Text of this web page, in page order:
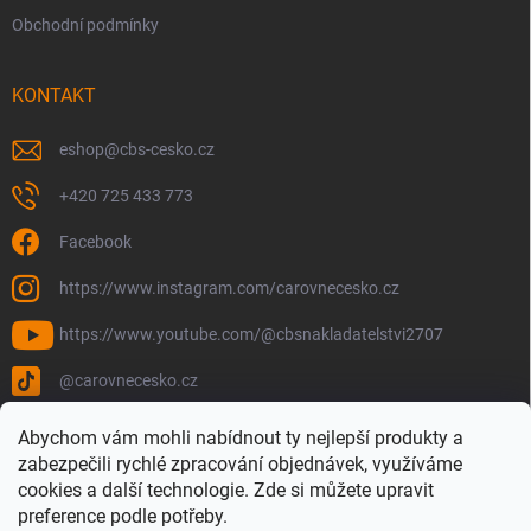
Abychom vám mohli nabídnout ty nejlepší produkty a
zabezpečili rychlé zpracování objednávek, využíváme
cookies a další technologie. Zde si můžete upravit
preference podle potřeby.
Obchodní podmínky
KONTAKT
eshop@cbs-cesko.cz
+420 725 433 773
Facebook
https://www.instagram.com/carovnecesko.cz
https://www.youtube.com/@cbsnakladatelstvi2707
@carovnecesko.cz